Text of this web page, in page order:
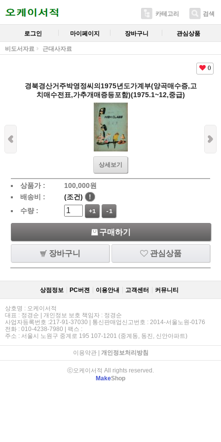
카테고리 검색
로그인 마이페이지 장바구니 관심상품
비도서자료 근대사자료
0
경북경산거주박영정씨의1975년도가계부(양곡매수증,고
치매수전표,가추개매증등포함)(1975.1~12,중급)
상세보기
상품가 : 100,000원
배송비 :
(조건)
!
수량 :
+1 -1
구매하기
장바구니 관심상품
상점정보 PC버젼 이용안내 고객센터 커뮤니티
상호명 : 오케이서적
대표 : 정경순 | 개인정보 보호 책임자 : 정경순
사업자등록번호 :217-91-37030 | 통신판매업신고번호 : 2014-서울노원-0176
전화 : 010-4238-7980 | 팩스 :
주소 : 서울시 노원구 중계로 195 107-1201 (중계동, 동진, 신안아파트)
이용약관| 개인정보처리방침
ⓒ오케이서적 All rights reserved.
MakeShop